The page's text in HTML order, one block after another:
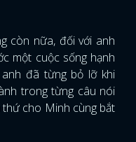
còn nữa, đối với anh
một cuộc sống hạnh
đã từng bỏ lỡ khi
trong từng câu nói
cho Minh cùng bắt